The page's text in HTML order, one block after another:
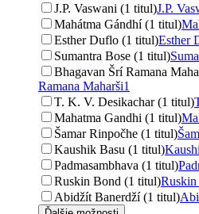
J.P. Vaswani (1 titul)J.P.
Mahátma Gándhí (1 titul)
Esther Duflo (1 titul)Esther
Sumantra Bose (1 titul)
Bhagavan Šrí Ramana
Ramana Maharši1
T. K. V. Desikachar (1 titul)
Mahatma Gandhi (1 titul)
Šamar Rinpočhe (1 titul)
Kaushik Basu (1 titul)
Padmasambhava (1 titul)
Ruskin Bond (1 titul)
Abidžít Banerdží (1 titul)